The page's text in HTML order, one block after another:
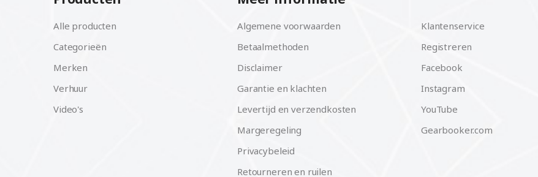
Alle producten
Categorieën
Merken
Verhuur
Video's
Algemene voorwaarden
Betaalmethoden
Disclaimer
Garantie en klachten
Levertijd en verzendkosten
Margeregeling
Privacybeleid
Retourneren en ruilen
Klantenservice
Registreren
Facebook
Instagram
YouTube
Gearbooker.com